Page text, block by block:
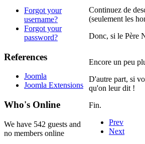
Forgot your
username?
Forgot your
password?
References
Joomla
Joomla Extensions
Who's Online
We have 542 guests and
no members online
Continuez de
(seulement les
Donc, si le Père
Encore un peu
D'autre part, si
qu'on leur dit !
Fin.
Prev
Next